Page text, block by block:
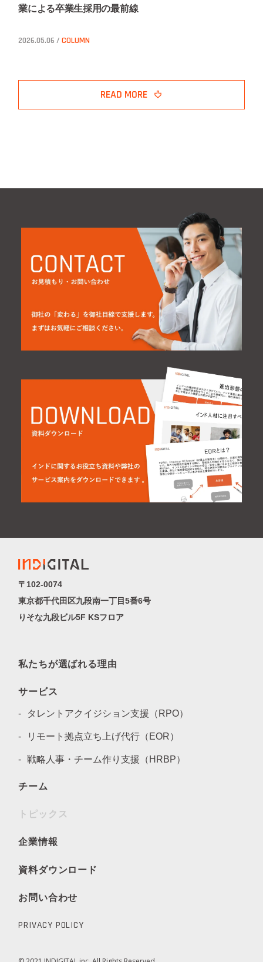
業による卒業生採用の最前線
2026.05.06 /COLUMN
READ MORE
〒102-0074
東京都千代田区九段南一丁目5番6号
りそな九段ビル5F KSフロア
私たちが選ばれる理由
サービス
タレントアクイジション支援（RPO）
リモート拠点立ち上げ代行（EOR）
戦略人事・チーム作り支援（HRBP）
チーム
トピックス
企業情報
資料ダウンロード
お問い合わせ
PRIVACY POLICY